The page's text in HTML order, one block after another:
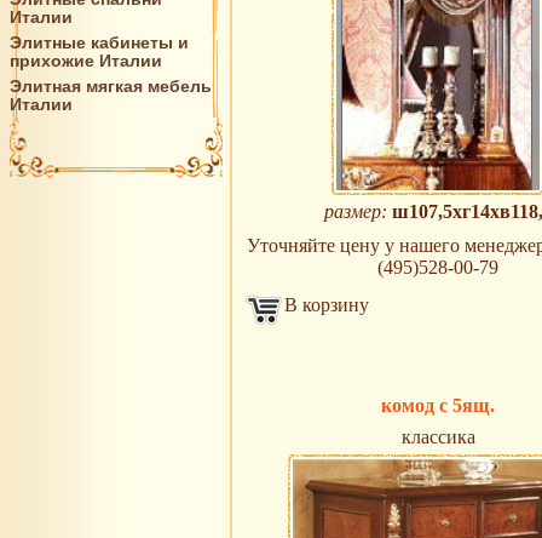
Италии
Элитные кабинеты и
прихожие Италии
Элитная мягкая мебель
Италии
размер:
Уточняйте цену у нашего
(495)528-00-79
В корзину
комод с 5ящ.
классика